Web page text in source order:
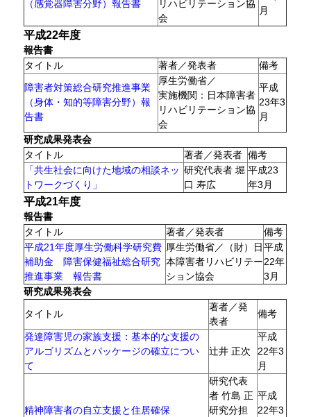
（感覚器障害分野）報告書
リハビリテーション協
会
月
平成22年度
報告書
タイトル
著者／発表者
備考
障害者対策総合研究推進事業
（身体・知的等障害分野）報
告書
厚生労働省／
実施機関：日本障害者
リハビリテーション協
会
平成
23年3
月
研究成果発表会
タイトル
著者／発表者 備考
「共生社会に向けた地域の相談ネッ
トワークづくり」
研究代表者 堀
口 寿広
平成23
年3月
平成21年度
報告書
タイトル
著者／発表者
備考
平成21年度厚生労働科学研究費
補助金 障害保健福祉総合研究
推進事業 報告書
厚生労働省／（財）日
本障害者リハビリテー
ション協会
平成
22年
3月
研究成果発表会
タイトル
著者／発
表者
備考
発達障害児の家族支援：基本的な支援の
アルゴリズムとパッケージの確立につい
て
辻井 正次
平成
22年3
月
精神障害者の自立支援と住居確保
研究代表
者 竹島 正
研究分担
平成
22年3